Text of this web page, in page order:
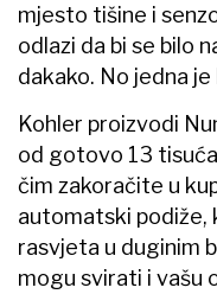
mjesto tišine i
odlazi da bi se bilo
dakako. No jedna
Kohler proizvodi
od gotovo 13
čim zakoračite u
automatski podiže,
rasvjeta u duginim
mogu svirati i vašu